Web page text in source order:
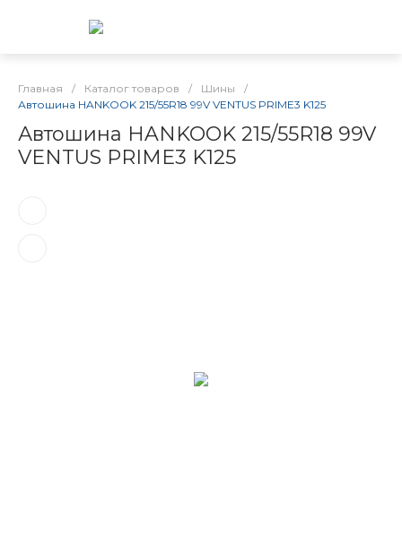
Главная / Каталог товаров / Шины
/
Автошина HANKOOK 215/55R18 99V VENTUS PRIME3 K125
Автошина HANKOOK 215/55R18 99V
VENTUS PRIME3 K125